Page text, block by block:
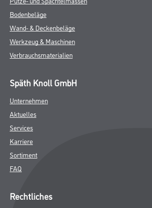
Bodenbeläge
Wand- & Deckenbeläge
Werkzeug & Maschinen
Verbrauchsmaterialien
Späth Knoll GmbH
Unternehmen
Aktuelles
Services
Karriere
Sortiment
FAQ
Rechtliches